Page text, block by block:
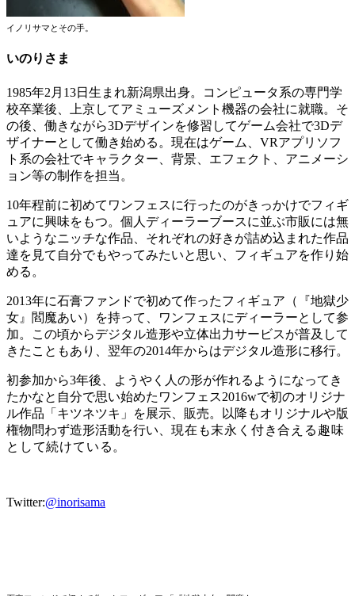
イノリサマとその手。
いのりさま
1985年2月13日生まれ新潟県出身。コンピュータ系の専門学
校卒業後、
上京してアミューズメント機器の会社に就職。そ
の後、 働きながら3Dデザインを修習してゲーム会社で3Dデ
ザイナーと して働き始める。現在はゲーム、VRアプリソフ
ト系の会社でキャラクター、背景、 エフェクト、アニメーシ
ョン等の制作を担当。
10年程前に初めてワンフェスに行ったのがきっかけでフィギ
ュアに興味をもつ。個人ディーラーブースに並ぶ市販には無
いようなニッチな作品、 それぞれの好きが詰め込まれた作品
達を見て自分でもやってみたいと思い、フィギュアを作り始
める。
2013年に石膏ファンドで初めて作ったフィギュア（『地獄少
女』閻魔あい）を持って、ワンフェスにディーラーとして参
加。この頃からデジタル造形や立体出力サービスが普及して
きたこともあり、 翌年の2014年からはデジタル造形に移行。
初参加から3年後、
ようやく人の形が作れるようになってき
たかなと自分で思い始めたワンフェス2016wで初のオリジナ
ル作品「キツネツキ」を展示 、販売。以降もオリジナルや版
権物問わず造形活動を行い、 現在も末永く付き合える趣味
として続けている 。
Twitter:@inorisama